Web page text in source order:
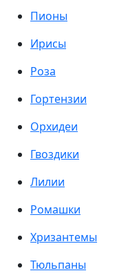
Пионы
Ирисы
Роза
Гортензии
Орхидеи
Гвоздики
Лилии
Ромашки
Хризантемы
Тюльпаны